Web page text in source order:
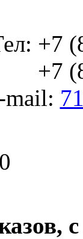
+7
+7
mail: